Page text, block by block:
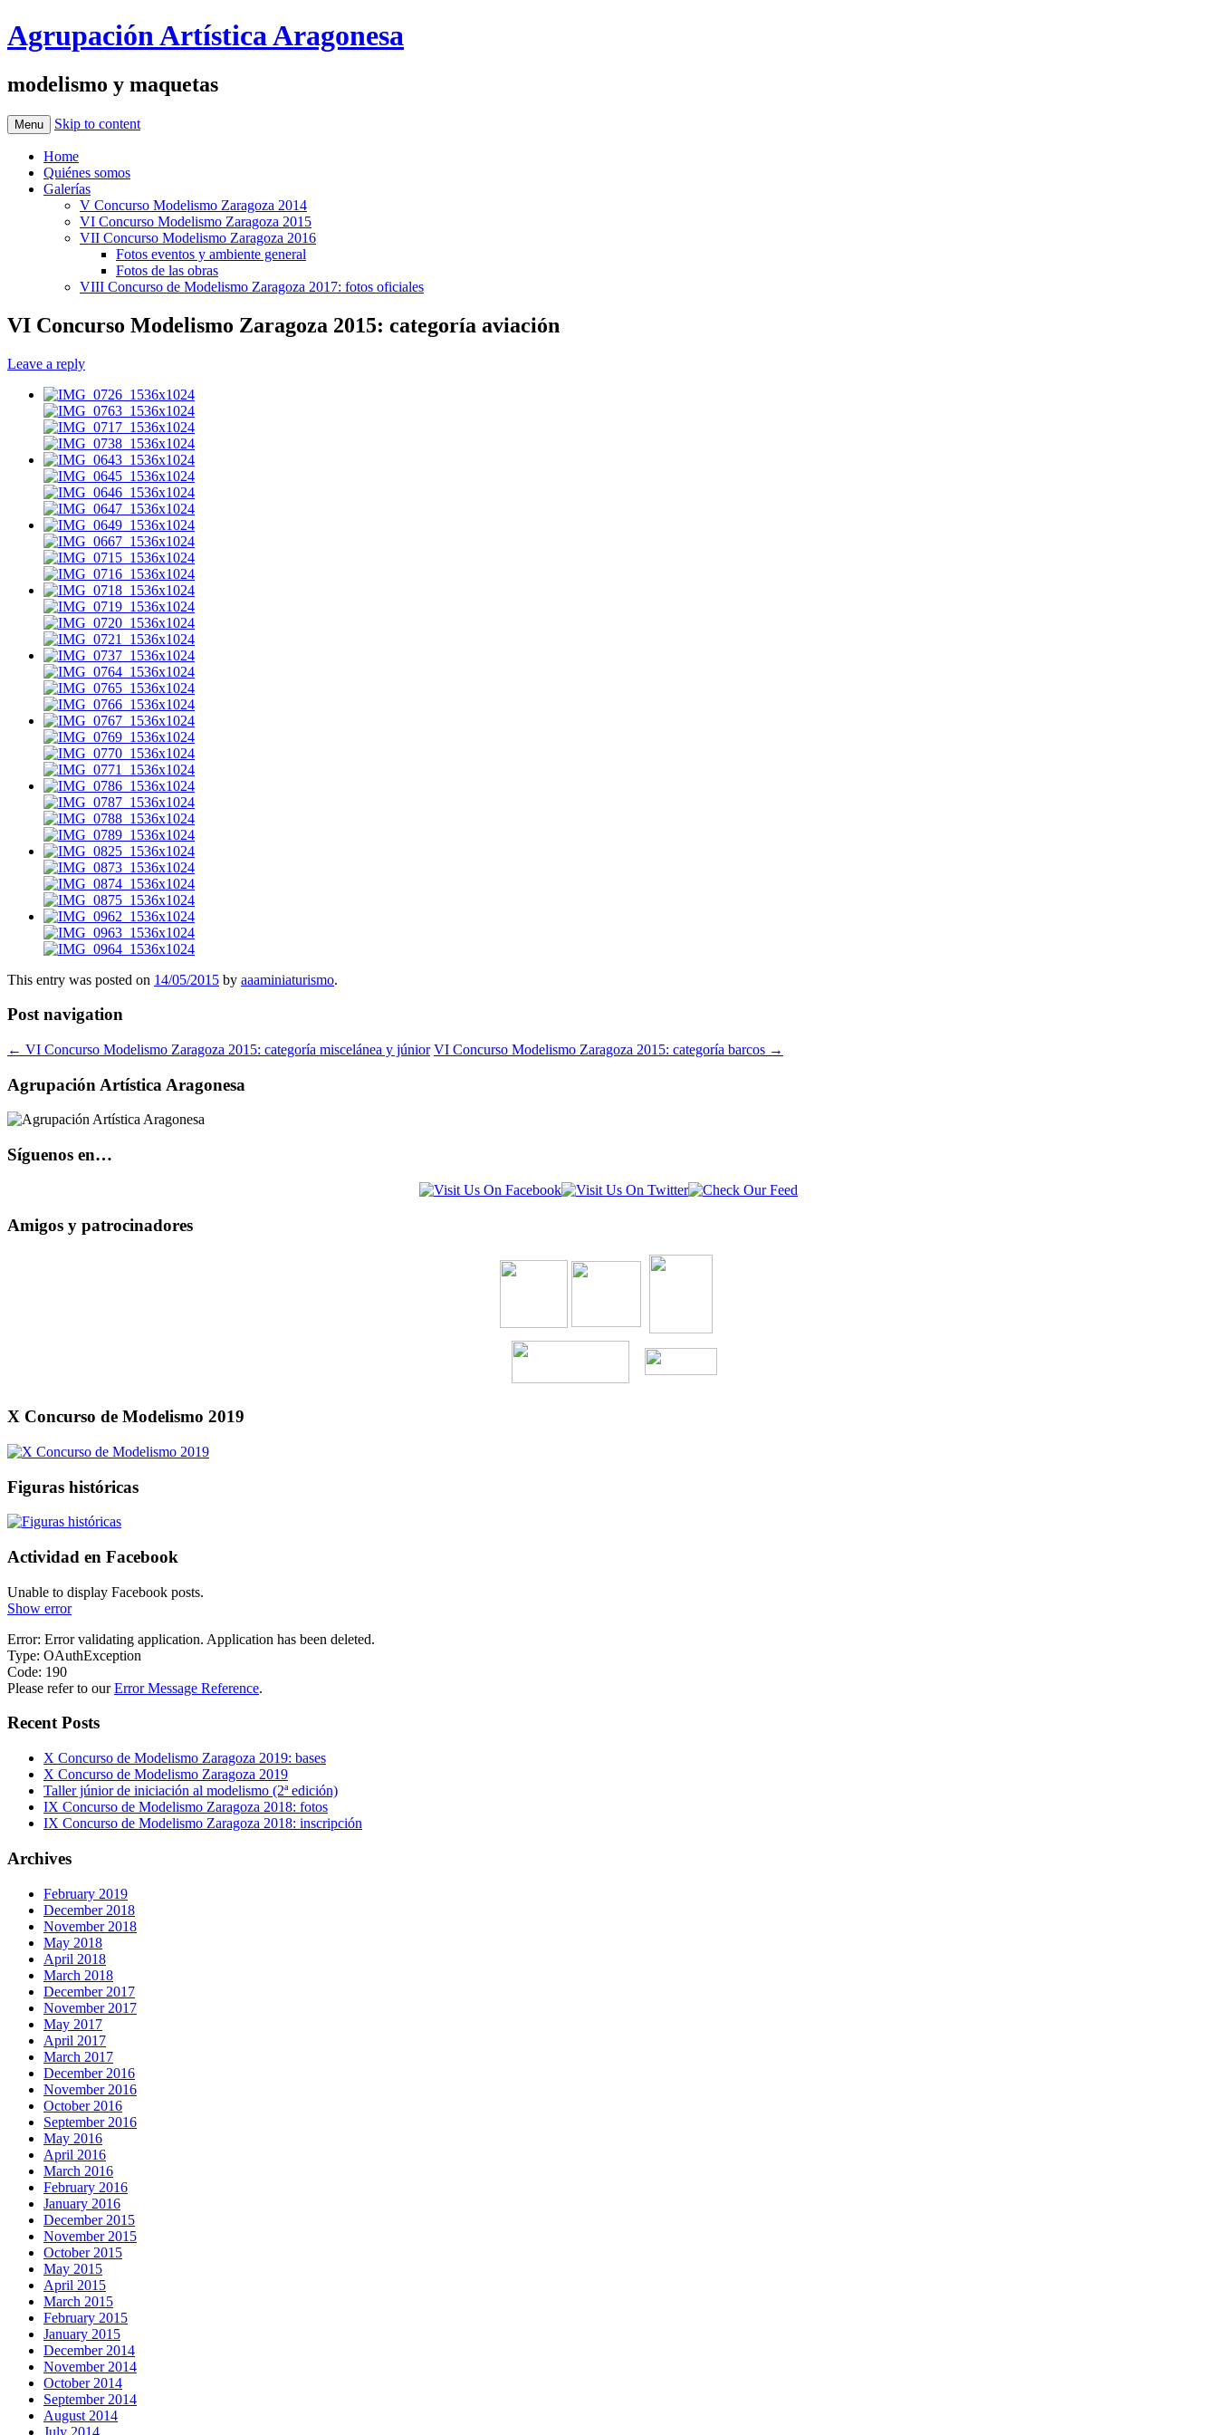
Agrupación Artística Aragonesa
modelismo y maquetas
Menu Skip to content
Home
Quiénes somos
Galerías
V Concurso Modelismo Zaragoza 2014
VI Concurso Modelismo Zaragoza 2015
VII Concurso Modelismo Zaragoza 2016
Fotos eventos y ambiente general
Fotos de las obras
VIII Concurso de Modelismo Zaragoza 2017: fotos oficiales
VI Concurso Modelismo Zaragoza 2015: categoría aviación
Leave a reply
This entry was posted on 14/05/2015 by aaaminiaturismo.
Post navigation
← VI Concurso Modelismo Zaragoza 2015: categoría miscelánea y júnior VI Concurso Modelismo Zaragoza 2015: categoría barcos →
Agrupación Artística Aragonesa
Síguenos en…
Amigos y patrocinadores
X Concurso de Modelismo 2019
Figuras históricas
Actividad en Facebook
Unable to display Facebook posts.
Show error
Error: Error validating application. Application has been deleted.
Type: OAuthException
Code: 190
Please refer to ourError Message Reference.
Recent Posts
X Concurso de Modelismo Zaragoza 2019: bases
X Concurso de Modelismo Zaragoza 2019
Taller júnior de iniciación al modelismo (2ª edición)
IX Concurso de Modelismo Zaragoza 2018: fotos
IX Concurso de Modelismo Zaragoza 2018: inscripción
Archives
February 2019
December 2018
November 2018
May 2018
April 2018
March 2018
December 2017
November 2017
May 2017
April 2017
March 2017
December 2016
November 2016
October 2016
September 2016
May 2016
April 2016
March 2016
February 2016
January 2016
December 2015
November 2015
October 2015
May 2015
April 2015
March 2015
February 2015
January 2015
December 2014
November 2014
October 2014
September 2014
August 2014
July 2014